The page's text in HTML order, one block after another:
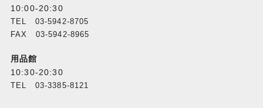
10:00-20:30
TEL 03-5942-8705
FAX 03-5942-8965
用品館
10:30-20:30
TEL 03-3385-8121